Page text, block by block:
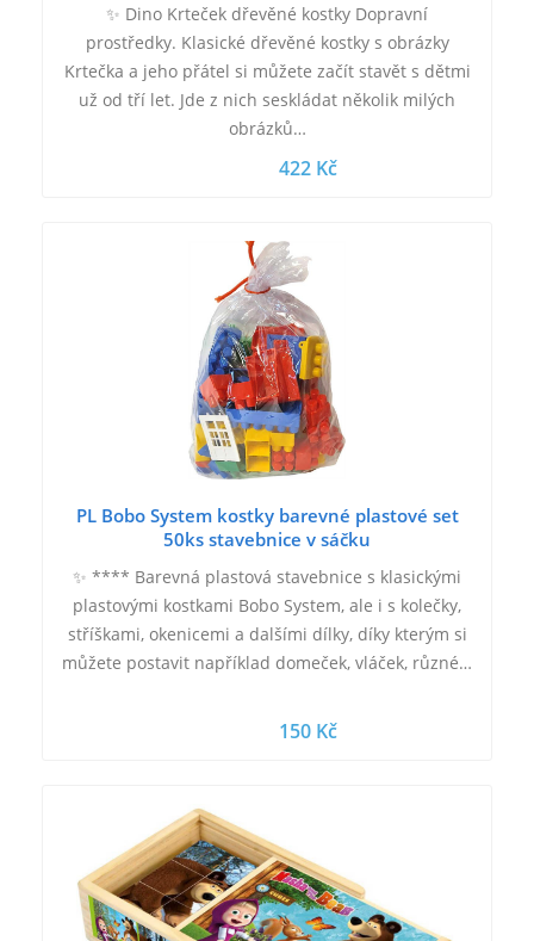
✨ Dino Krteček dřevěné kostky Dopravní
prostředky. Klasické dřevěné kostky s obrázky
Krtečka a jeho přátel si můžete začít stavět s dětmi
už od tří let. Jde z nich seskládat několik milých
obrázků…
422 Kč
PL Bobo System kostky barevné plastové set
50ks stavebnice v sáčku
✨ **** Barevná plastová stavebnice s klasickými
plastovými kostkami Bobo System, ale i s kolečky,
stříškami, okenicemi a dalšími dílky, díky kterým si
můžete postavit například domeček, vláček, různé…
150 Kč